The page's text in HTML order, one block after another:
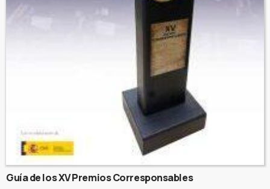
Guía de los XV Premios Corresponsables